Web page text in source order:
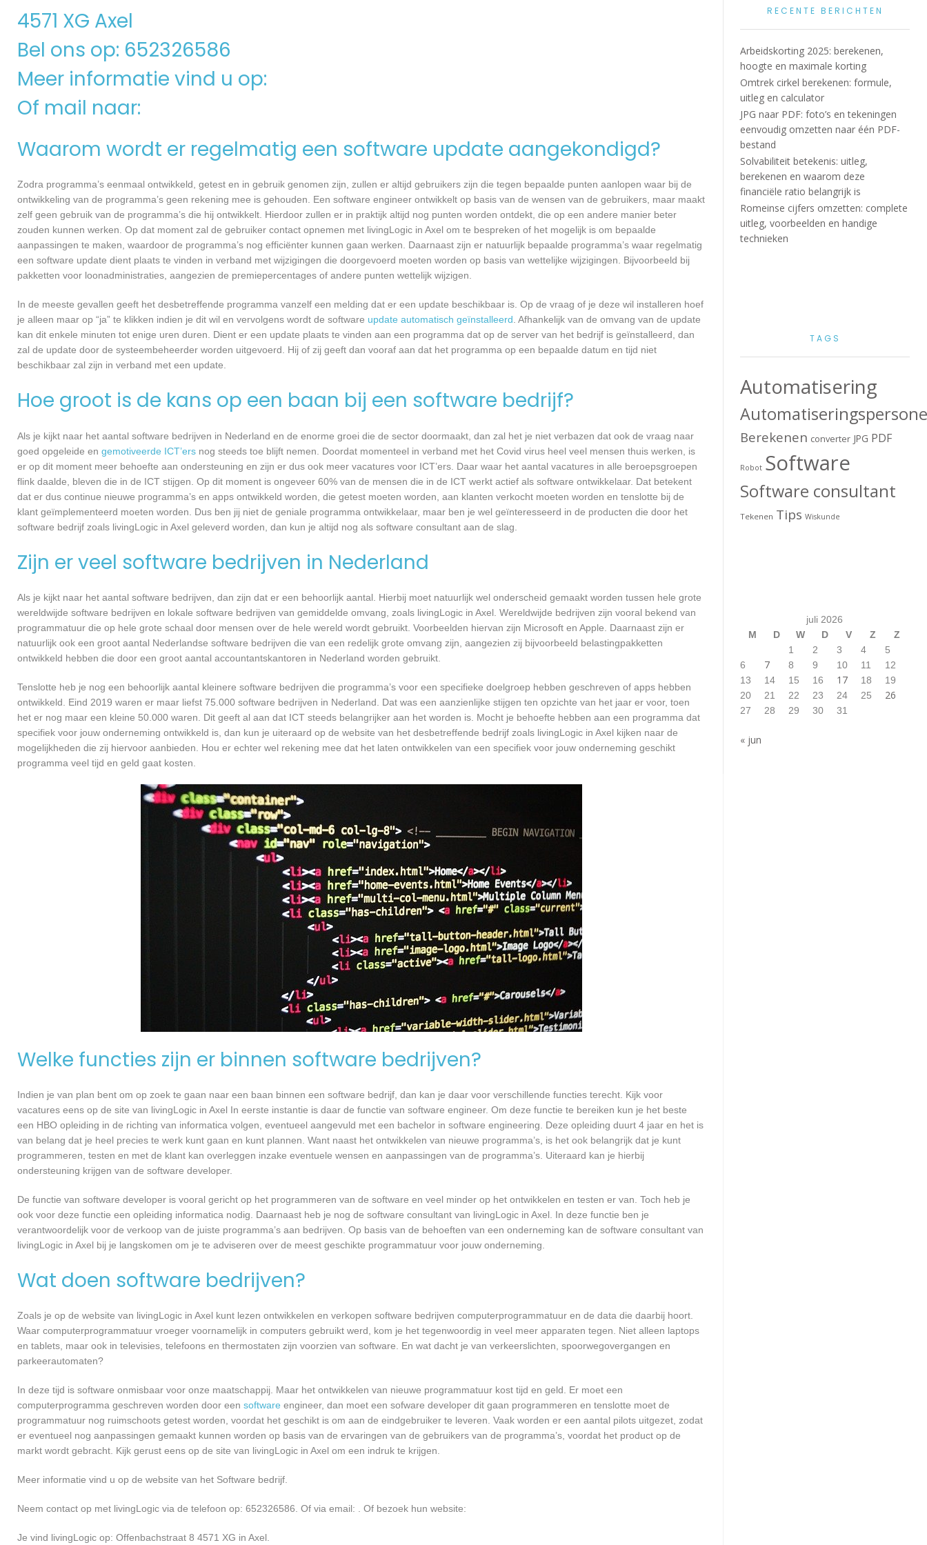
4571 XG Axel
Bel ons op: 652326586
Meer informatie vind u op:
Of mail naar:
Waarom wordt er regelmatig een software update aangekondigd?
Zodra programma’s eenmaal ontwikkeld, getest en in gebruik genomen zijn, zullen er altijd gebruikers zijn die tegen bepaalde punten aanlopen waar bij de
ontwikkeling van de programma’s geen rekening mee is gehouden. Een software engineer ontwikkelt op basis van de wensen van de gebruikers, maar maakt
zelf geen gebruik van de programma’s die hij ontwikkelt. Hierdoor zullen er in praktijk altijd nog punten worden ontdekt, die op een andere manier beter
zouden kunnen werken. Op dat moment zal de gebruiker contact opnemen met livingLogic in Axel om te bespreken of het mogelijk is om bepaalde
aanpassingen te maken, waardoor de programma’s nog efficiënter kunnen gaan werken. Daarnaast zijn er natuurlijk bepaalde programma’s waar regelmatig
een software update dient plaats te vinden in verband met wijzigingen die doorgevoerd moeten worden op basis van wettelijke wijzigingen. Bijvoorbeeld bij
pakketten voor loonadministraties, aangezien de premiepercentages of andere punten wettelijk wijzigen.
In de meeste gevallen geeft het desbetreffende programma vanzelf een melding dat er een update beschikbaar is. Op de vraag of je deze wil installeren hoef
je alleen maar op “ja” te klikken indien je dit wil en vervolgens wordt de software update automatisch geïnstalleerd. Afhankelijk van de omvang van de update
kan dit enkele minuten tot enige uren duren. Dient er een update plaats te vinden aan een programma dat op de server van het bedrijf is geïnstalleerd, dan
zal de update door de systeembeheerder worden uitgevoerd. Hij of zij geeft dan vooraf aan dat het programma op een bepaalde datum en tijd niet
beschikbaar zal zijn in verband met een update.
Hoe groot is de kans op een baan bij een software bedrijf?
Als je kijkt naar het aantal software bedrijven in Nederland en de enorme groei die de sector doormaakt, dan zal het je niet verbazen dat ook de vraag naar
goed opgeleide en gemotiveerde ICT’ers nog steeds toe blijft nemen. Doordat momenteel in verband met het Covid virus heel veel mensen thuis werken, is
er op dit moment meer behoefte aan ondersteuning en zijn er dus ook meer vacatures voor ICT’ers. Daar waar het aantal vacatures in alle beroepsgroepen
flink daalde, bleven die in de ICT stijgen. Op dit moment is ongeveer 60% van de mensen die in de ICT werkt actief als software ontwikkelaar. Dat betekent
dat er dus continue nieuwe programma’s en apps ontwikkeld worden, die getest moeten worden, aan klanten verkocht moeten worden en tenslotte bij de
klant geïmplementeerd moeten worden. Dus ben jij niet de geniale programma ontwikkelaar, maar ben je wel geïnteresseerd in de producten die door het
software bedrijf zoals livingLogic in Axel geleverd worden, dan kun je altijd nog als software consultant aan de slag.
Zijn er veel software bedrijven in Nederland
Als je kijkt naar het aantal software bedrijven, dan zijn dat er een behoorlijk aantal. Hierbij moet natuurlijk wel onderscheid gemaakt worden tussen hele grote
wereldwijde software bedrijven en lokale software bedrijven van gemiddelde omvang, zoals livingLogic in Axel. Wereldwijde bedrijven zijn vooral bekend van
programmatuur die op hele grote schaal door mensen over de hele wereld wordt gebruikt. Voorbeelden hiervan zijn Microsoft en Apple. Daarnaast zijn er
natuurlijk ook een groot aantal Nederlandse software bedrijven die van een redelijk grote omvang zijn, aangezien zij bijvoorbeeld belastingpakketten
ontwikkeld hebben die door een groot aantal accountantskantoren in Nederland worden gebruikt.
Tenslotte heb je nog een behoorlijk aantal kleinere software bedrijven die programma’s voor een specifieke doelgroep hebben geschreven of apps hebben
ontwikkeld. Eind 2019 waren er maar liefst 75.000 software bedrijven in Nederland. Dat was een aanzienlijke stijgen ten opzichte van het jaar er voor, toen
het er nog maar een kleine 50.000 waren. Dit geeft al aan dat ICT steeds belangrijker aan het worden is. Mocht je behoefte hebben aan een programma dat
specifiek voor jouw onderneming ontwikkeld is, dan kun je uiteraard op de website van het desbetreffende bedrijf zoals livingLogic in Axel kijken naar de
mogelijkheden die zij hiervoor aanbieden. Hou er echter wel rekening mee dat het laten ontwikkelen van een specifiek voor jouw onderneming geschikt
programma veel tijd en geld gaat kosten.
Welke functies zijn er binnen software bedrijven?
Indien je van plan bent om op zoek te gaan naar een baan binnen een software bedrijf, dan kan je daar voor verschillende functies terecht. Kijk voor
vacatures eens op de site van livingLogic in Axel In eerste instantie is daar de functie van software engineer. Om deze functie te bereiken kun je het beste
een HBO opleiding in de richting van informatica volgen, eventueel aangevuld met een bachelor in software engineering. Deze opleiding duurt 4 jaar en het is
van belang dat je heel precies te werk kunt gaan en kunt plannen. Want naast het ontwikkelen van nieuwe programma’s, is het ook belangrijk dat je kunt
programmeren, testen en met de klant kan overleggen inzake eventuele wensen en aanpassingen van de programma’s. Uiteraard kan je hierbij
ondersteuning krijgen van de software developer.
De functie van software developer is vooral gericht op het programmeren van de software en veel minder op het ontwikkelen en testen er van. Toch heb je
ook voor deze functie een opleiding informatica nodig. Daarnaast heb je nog de software consultant van livingLogic in Axel. In deze functie ben je
verantwoordelijk voor de verkoop van de juiste programma’s aan bedrijven. Op basis van de behoeften van een onderneming kan de software consultant van
livingLogic in Axel bij je langskomen om je te adviseren over de meest geschikte programmatuur voor jouw onderneming.
Wat doen software bedrijven?
Zoals je op de website van livingLogic in Axel kunt lezen ontwikkelen en verkopen software bedrijven computerprogrammatuur en de data die daarbij hoort.
Waar computerprogrammatuur vroeger voornamelijk in computers gebruikt werd, kom je het tegenwoordig in veel meer apparaten tegen. Niet alleen laptops
en tablets, maar ook in televisies, telefoons en thermostaten zijn voorzien van software. En wat dacht je van verkeerslichten, spoorwegovergangen en
parkeerautomaten?
In deze tijd is software onmisbaar voor onze maatschappij. Maar het ontwikkelen van nieuwe programmatuur kost tijd en geld. Er moet een
computerprogramma geschreven worden door een software engineer, dan moet een sofware developer dit gaan programmeren en tenslotte moet de
programmatuur nog ruimschoots getest worden, voordat het geschikt is om aan de eindgebruiker te leveren. Vaak worden er een aantal pilots uitgezet, zodat
er eventueel nog aanpassingen gemaakt kunnen worden op basis van de ervaringen van de gebruikers van de programma’s, voordat het product op de
markt wordt gebracht. Kijk gerust eens op de site van livingLogic in Axel om een indruk te krijgen.
Meer informatie vind u op de website van het Software bedrijf.
Neem contact op met livingLogic via de telefoon op: 652326586. Of via email: . Of bezoek hun website:
Je vind livingLogic op: Offenbachstraat 8 4571 XG in Axel.
RECENTE BERICHTEN
Arbeidskorting 2025: berekenen,
hoogte en maximale korting
Omtrek cirkel berekenen: formule,
uitleg en calculator
JPG naar PDF: foto’s en tekeningen
eenvoudig omzetten naar één PDF-
bestand
Solvabiliteit betekenis: uitleg,
berekenen en waarom deze
financiële ratio belangrijk is
Romeinse cijfers omzetten: complete
uitleg, voorbeelden en handige
technieken
TAGS
Automatisering
Berekenen converter JPG PDF
Robot Software
Software consultant
Tekenen Tips Wiskunde
juli 2026
M
D W D V Z
Z
1
2 3 4
5
6
7 8 9 10 11
12
13
14 15 16 17 18
19
20
21 22 23 24 25 26
27 28 29 30 31
« jun